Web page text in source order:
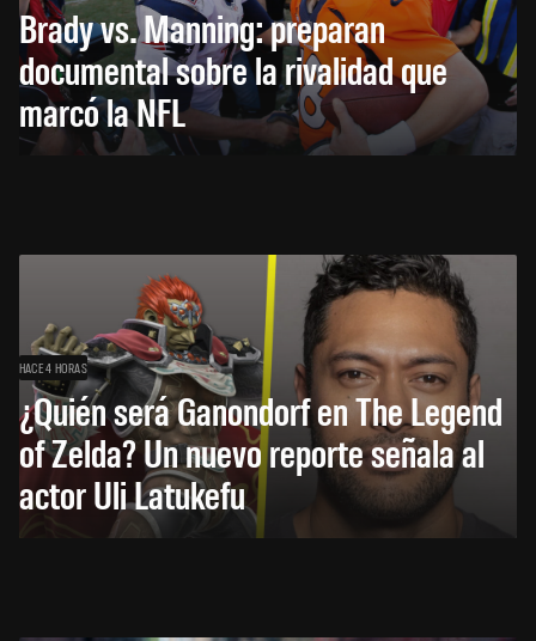
Brady vs. Manning: preparan
documental sobre la rivalidad que
marcó la NFL
HACE 4 HORAS
¿Quién será Ganondorf en The Legend
of Zelda? Un nuevo reporte señala al
actor Uli Latukefu